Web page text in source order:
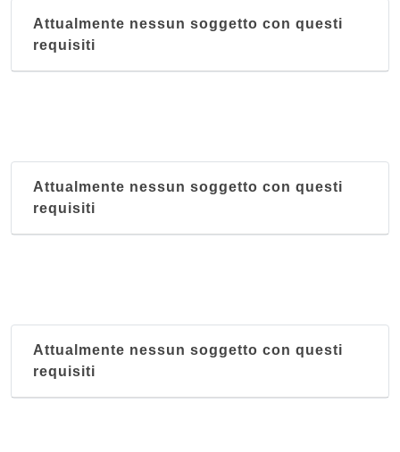
Attualmente nessun soggetto con questi
requisiti
Attualmente nessun soggetto con questi
requisiti
Attualmente nessun soggetto con questi
requisiti